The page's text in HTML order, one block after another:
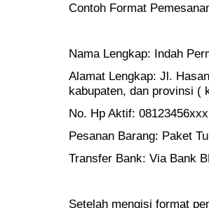
Contoh Format
Nama Lengkap: Indah
Alamat Lengkap: Jl.
kabupaten, dan provinsi (
No. Hp Aktif: 08123456xxx
Pesanan Barang: Paket
Transfer Bank: Via Bank
Setelah mengisi format